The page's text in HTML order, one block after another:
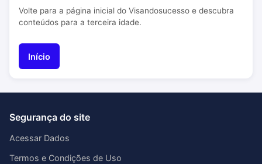
Volte para a página inicial do Visandosucesso e descubra
conteúdos para a terceira idade.
Início
Segurança do site
Acessar Dados
Termos e Condições de Uso